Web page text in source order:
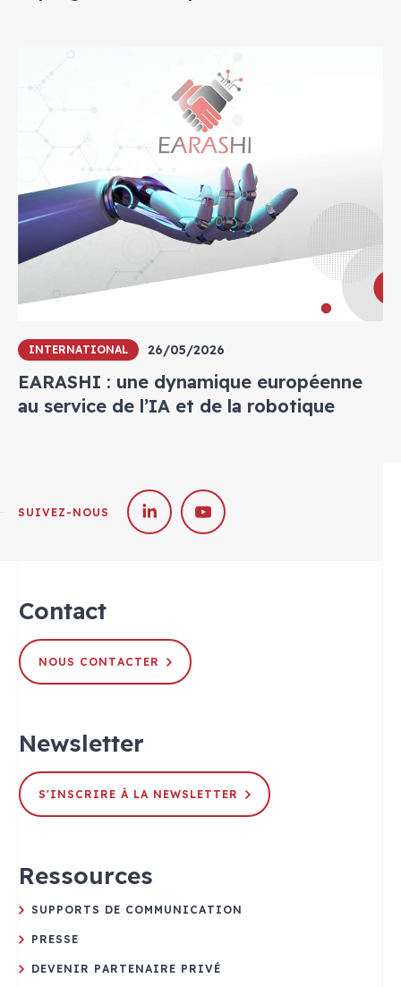
INTERNATIONAL 26/05/2026
EARASHI : une dynamique européenne
au service de l’IA et de la robotique
SUIVEZ-NOUS
Contact
NOUS CONTACTER
Newsletter
S'INSCRIRE À LA NEWSLETTER
Ressources
SUPPORTS DE COMMUNICATION
PRESSE
DEVENIR PARTENAIRE PRIVÉ